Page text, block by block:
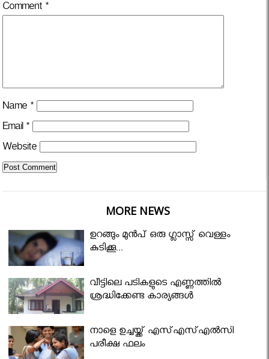
Comment *
Name *
Email *
Website
MORE NEWS
ഉറങ്ങും മുന്‍പ് ഒരു ഗ്ലാസ്സ് വെള്ളം
കുടിക്കൂ...
വീട്ടിലെ പടികളുടെ എണ്ണത്തിൽ
ശ്രദ്ധിക്കേണ്ട കാര്യങ്ങൾ
നാളെ ഉച്ചയ്ക്ക് എസ്എസ്എല്‍സി
പരീക്ഷ ഫലം